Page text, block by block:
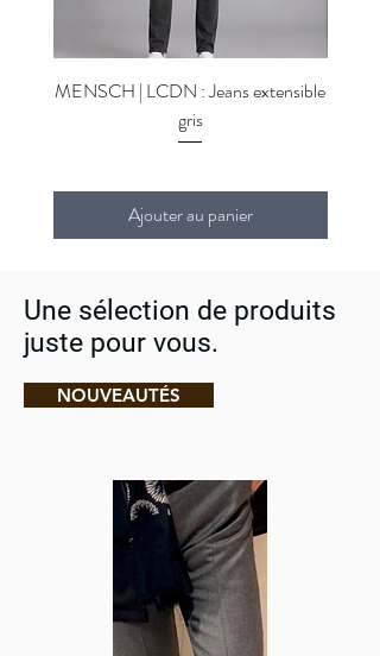
Lavage en machine.
Le mannequin mesure 1,85 m et porte une
MENSCH | LCDN : Jeans extensible
gris
Ajouter au panier
Une sélection de produits
juste pour vous.
NOUVEAUTÉS